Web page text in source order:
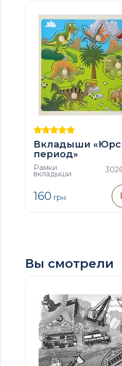
Вкладыши
период»
Рамки
вкладыши
160 грн
Вы смотрели